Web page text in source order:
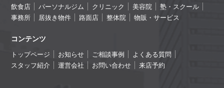
飲食店 パーソナルジム クリニック 美容院
塾・スクール
事務所
居抜き物件 路面店 整体院 物販・サービス
コンテンツ
トップページ お知らせ ご相談事例
よくある質問
スタッフ紹介
運営会社 お問い合わせ 来店予約